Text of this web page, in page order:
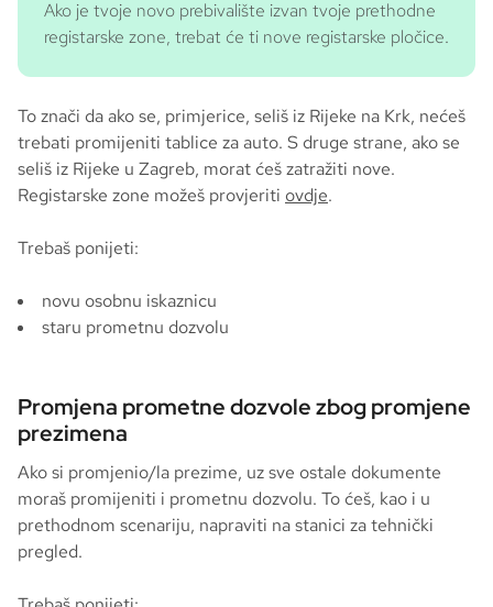
Ako je tvoje novo prebivalište izvan tvoje prethodne
registarske zone, trebat će ti nove registarske pločice.
To znači da ako se, primjerice, seliš iz Rijeke na Krk, nećeš
trebati promijeniti tablice za auto. S druge strane, ako se
seliš iz Rijeke u Zagreb, morat ćeš zatražiti nove.
Registarske zone možeš provjeriti ovdje.
Trebaš ponijeti:
novu osobnu iskaznicu
staru prometnu dozvolu
Promjena prometne dozvole zbog promjene
prezimena
Ako si promjenio/la prezime, uz sve ostale dokumente
moraš promijeniti i prometnu dozvolu. To ćeš, kao i u
prethodnom scenariju, napraviti na stanici za tehnički
pregled.